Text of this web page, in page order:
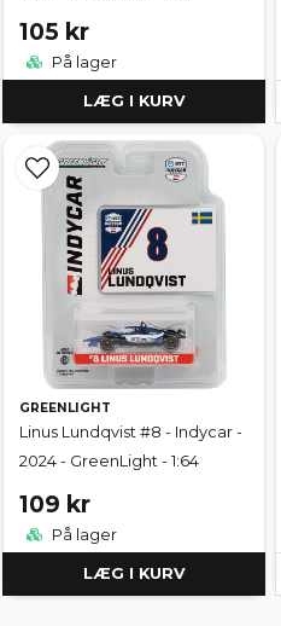
105 kr
På lager
LÆG I KURV
GREENLIGHT
Linus Lundqvist #8 - Indycar -
2024 - GreenLight - 1:64
109 kr
På lager
LÆG I KURV